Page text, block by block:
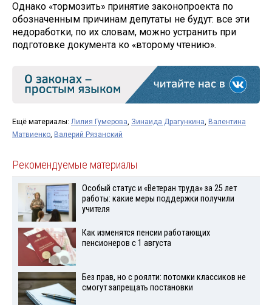
Однако «тормозить» принятие законопроекта по
обозначенным причинам депутаты не будут: все эти
недоработки, по их словам, можно устранить при
подготовке документа ко «второму чтению».
Ещё материалы: Лилия Гумерова, Зинаида Драгункина, Валентина
Матвиенко, Валерий Рязанский
Рекомендуемые материалы
Особый статус и «Ветеран труда» за 25 лет
работы: какие меры поддержки получили
учителя
Как изменятся пенсии работающих
пенсионеров с 1 августа
Без прав, но с роялти: потомки классиков не
смогут запрещать постановки